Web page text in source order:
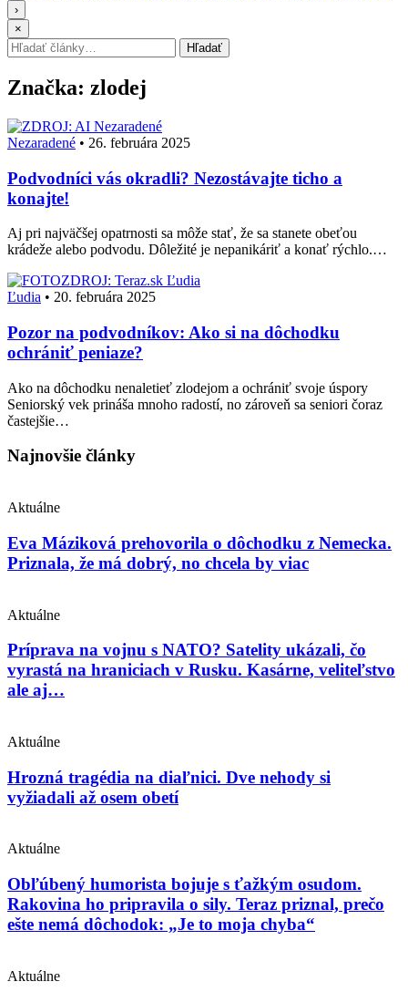
›
×
Hľadať: Hľadať
Značka: zlodej
Nezaradené
Nezaradené • 26. februára 2025
Podvodníci vás okradli? Nezostávajte ticho a
konajte!
Aj pri najväčšej opatrnosti sa môže stať, že sa stanete obeťou
krádeže alebo podvodu. Dôležité je nepanikáriť a konať rýchlo.…
Ľudia
Ľudia • 20. februára 2025
Pozor na podvodníkov: Ako si na dôchodku
ochrániť peniaze?
Ako na dôchodku nenaletieť zlodejom a ochrániť svoje úspory
Seniorský vek prináša mnoho radostí, no zároveň sa seniori čoraz
častejšie…
Najnovšie články
Aktuálne
Eva Máziková prehovorila o dôchodku z Nemecka.
Priznala, že má dobrý, no chcela by viac
Aktuálne
Príprava na vojnu s NATO? Satelity ukázali, čo
vyrastá na hraniciach v Rusku. Kasárne, veliteľstvo
ale aj…
Aktuálne
Hrozná tragédia na diaľnici. Dve nehody si
vyžiadali až osem obetí
Aktuálne
Obľúbený humorista bojuje s ťažkým osudom.
Rakovina ho pripravila o sily. Teraz priznal, prečo
ešte nemá dôchodok: „Je to moja chyba“
Aktuálne